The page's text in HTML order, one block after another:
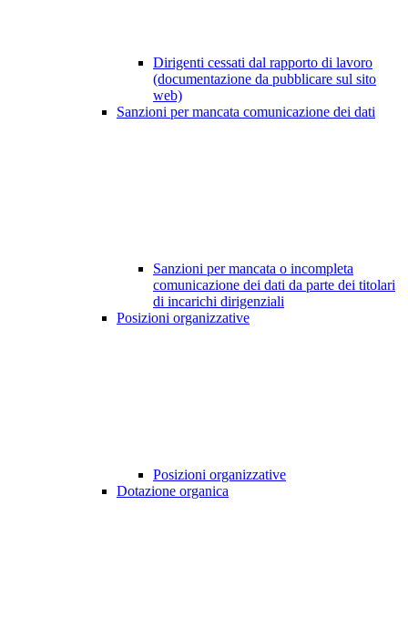
Dirigenti cessati dal rapporto di lavoro
(documentazione da pubblicare sul sito
web)
Sanzioni per mancata comunicazione dei dati
Sanzioni per mancata o incompleta
comunicazione dei dati da parte dei titolari
di incarichi dirigenziali
Posizioni organizzative
Posizioni organizzative
Dotazione organica